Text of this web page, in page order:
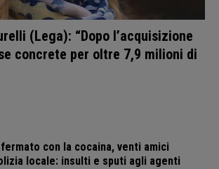
(Lega): “Dopo l’acquisizione
concrete per oltre 7,9 milioni di
con la cocaina, venti amici
locale: insulti e sputi agli agenti